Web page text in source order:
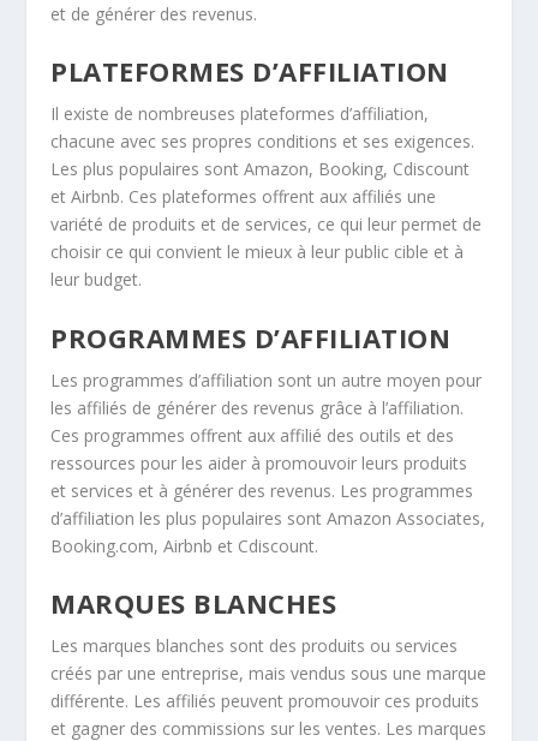
et de générer des revenus.
PLATEFORMES D’AFFILIATION
Il existe de nombreuses plateformes d’affiliation,
chacune avec ses propres conditions et ses exigences.
Les plus populaires sont Amazon, Booking, Cdiscount
et Airbnb. Ces plateformes offrent aux affiliés une
variété de produits et de services, ce qui leur permet de
choisir ce qui convient le mieux à leur public cible et à
leur budget.
PROGRAMMES D’AFFILIATION
Les programmes d’affiliation sont un autre moyen pour
les affiliés de générer des revenus grâce à l’affiliation.
Ces programmes offrent aux affilié des outils et des
ressources pour les aider à promouvoir leurs produits
et services et à générer des revenus. Les programmes
d’affiliation les plus populaires sont Amazon Associates,
Booking.com, Airbnb et Cdiscount.
MARQUES BLANCHES
Les marques blanches sont des produits ou services
créés par une entreprise, mais vendus sous une marque
différente. Les affiliés peuvent promouvoir ces produits
et gagner des commissions sur les ventes. Les marques